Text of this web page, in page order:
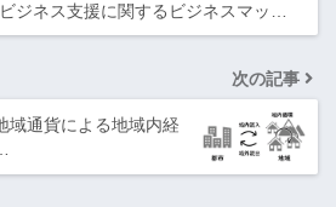
ジネス支援に関するビジネスマッ…
次の記事
域通貨による地域内経